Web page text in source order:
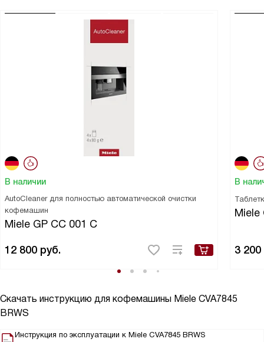
В наличии
AutoCleaner для полностью автоматической очистки
кофемашин
Miele GP CC 001 C
12 800 руб.
В
Miele
3 200
Скачать инструкцию для кофемашины Miele CVA7845
BRWS
Инструкция по эксплуатации к Miele CVA7845 BRWS